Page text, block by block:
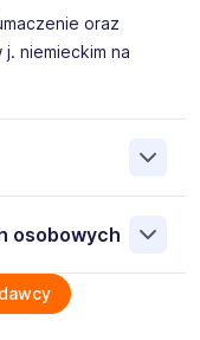
oraz
niemieckim na
zgodę na
lub stanowisko
zgoda obejmuje
osobowych
danych
Matczak 61-868